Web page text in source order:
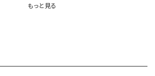
もっと見る